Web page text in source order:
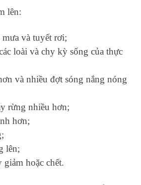
lên:
và tuyết rơi;
loài và chy kỳ sống của thực
và nhiều đợt sóng nắng nóng
rừng nhiều hơn;
hơn;
lên;
giảm hoặc chết.